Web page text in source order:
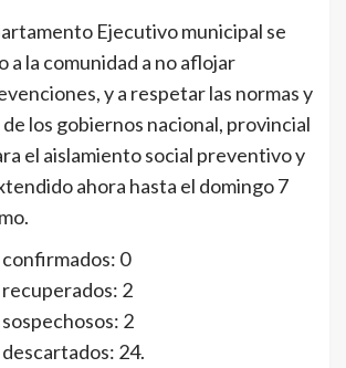
Ejecutivo municipal se
a la comunidad a no aflojar
y a respetar las normas y
los gobiernos nacional, provincial
el aislamiento social preventivo y
ahora hasta el domingo 7
confirmados: 0
recuperados: 2
sospechosos: 2
descartados: 24.